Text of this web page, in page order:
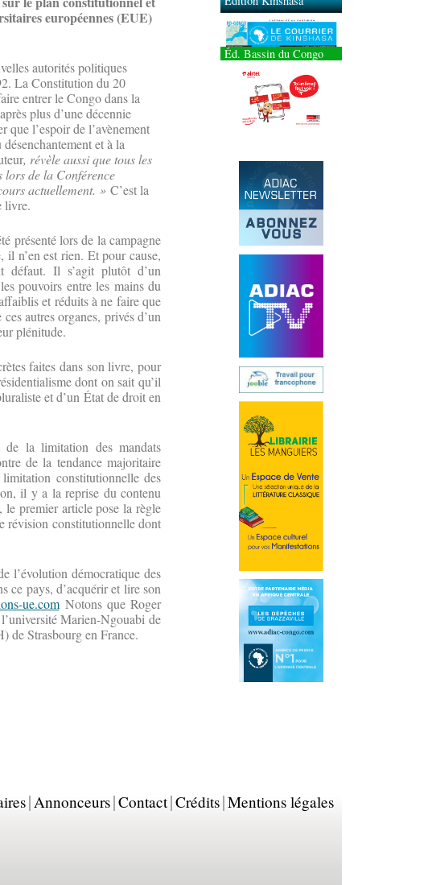
européennes (EUE)
autorités politiques
La Constitution du 20
entrer le Congo dans la
plus d’une décennie
que l’espoir de l’avènement
et à la
, révèle aussi que tous les
lors de la Conférence
actuellement. » C’est la
livre.
présenté lors de la campagne
n’en est rien. Et pour cause,
défaut. Il s’agit plutôt d’un
pouvoirs entre les mains du
et réduits à ne faire que
autres organes, privés d’un
plénitude.
faites dans son livre, pour
dont on sait qu’il
et d’un État de droit en
la limitation des mandats
de la tendance majoritaire
constitutionnelle des
il y a la reprise du contenu
premier article pose la règle
révision constitutionnelle dont
l’évolution démocratique des
ce pays, d’acquérir et lire son
ue.comNotons que Roger
Marien-Ngouabi de
de Strasbourg en France.
Éd. Bassin du Congo
Annonceurs Contact Crédits Mentions légales